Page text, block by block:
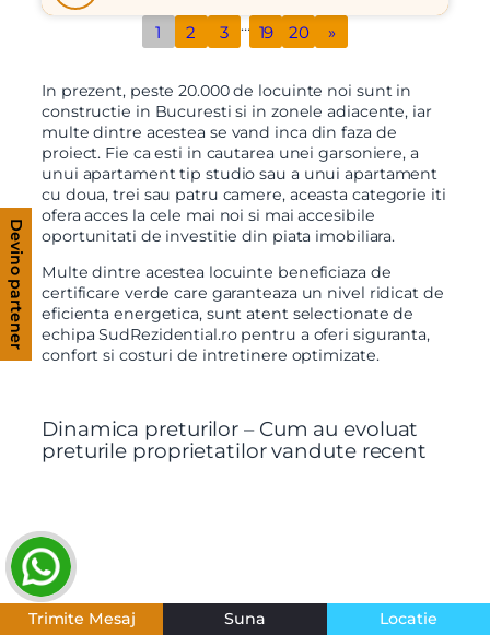
1 2 3 … 19 20 »
In prezent, peste 20.000 de locuinte noi sunt in
constructie in Bucuresti si in zonele adiacente, iar
multe dintre acestea se vand inca din faza de
proiect. Fie ca esti in cautarea unei garsoniere, a
unui apartament tip studio sau a unui apartament
cu doua, trei sau patru camere, aceasta categorie iti
ofera acces la cele mai noi si mai accesibile
oportunitati de investitie din piata imobiliara.
Multe dintre acestea locuinte beneficiaza de
certificare verde care garanteaza un nivel ridicat de
eficienta energetica, sunt atent selectionate de
echipa SudRezidential.ro pentru a oferi siguranta,
confort si costuri de intretinere optimizate.
Dinamica preturilor – Cum au evoluat
preturile proprietatilor vandute recent
Trimite Mesaj Suna Locatie
Devino partener